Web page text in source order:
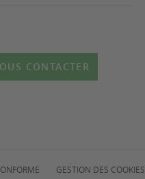
CONTACTER
GESTION DES COOKIES